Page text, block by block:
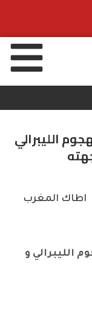
الليبرالي
اطاك المغرب
الليبرالي و